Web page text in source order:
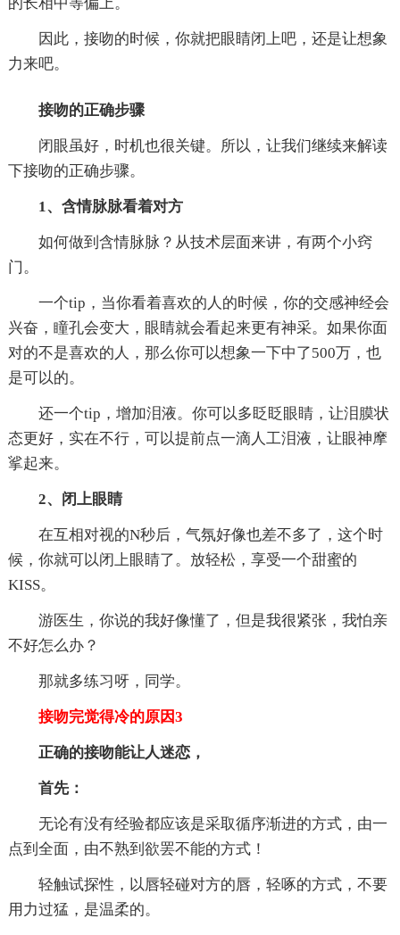
因此，接吻的时候，你就把眼睛闭上吧，还是让想象
力来吧。
接吻的正确步骤
闭眼虽好，时机也很关键。所以，让我们继续来解读
下接吻的正确步骤。
1、含情脉脉看着对方
如何做到含情脉脉？从技术层面来讲，有两个小窍
门。
一个tip，当你看着喜欢的人的时候，你的交感神经会
兴奋，瞳孔会变大，眼睛就会看起来更有神采。如果你面
对的不是喜欢的人，那么你可以想象一下中了500万，也
是可以的。
还一个tip，增加泪液。你可以多眨眨眼睛，让泪膜状
态更好，实在不行，可以提前点一滴人工泪液，让眼神摩
挲起来。
2、闭上眼睛
在互相对视的N秒后，气氛好像也差不多了，这个时
候，你就可以闭上眼睛了。放轻松，享受一个甜蜜的
KISS。
游医生，你说的我好像懂了，但是我很紧张，我怕亲
不好怎么办？
那就多练习呀，同学。
接吻完觉得冷的原因3
正确的接吻能让人迷恋，
首先：
无论有没有经验都应该是采取循序渐进的方式，由一
点到全面，由不熟到欲罢不能的方式！
轻触试探性，以唇轻碰对方的唇，轻啄的方式，不要
用力过猛，是温柔的。